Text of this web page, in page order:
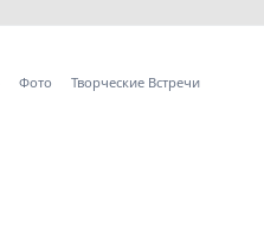
Фото
Творческие Встречи